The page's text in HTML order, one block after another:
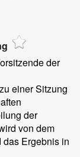
der
einer Sitzung
der
von dem
Ergebnis in